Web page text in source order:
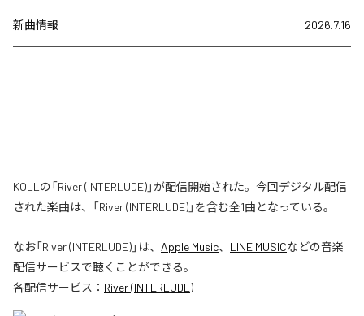
新曲情報 2026.7.16
KOLLの「River (INTERLUDE)」が配信開始された。今回デジタル配信
された楽曲は、「River (INTERLUDE)」を含む全1曲となっている。
なお「River (INTERLUDE)」は、 Apple Music、 LINE MUSICなどの音楽
配信サービスで聴くことができる。
各配信サービス： River (INTERLUDE)